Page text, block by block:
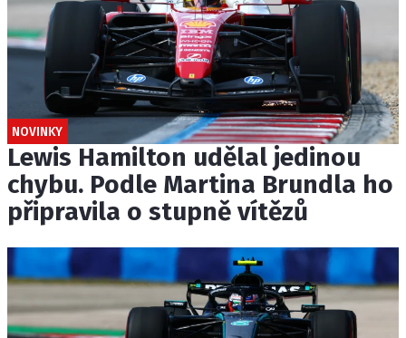
NOVINKY
Lewis Hamilton udělal jedinou
chybu. Podle Martina Brundla ho
připravila o stupně vítězů